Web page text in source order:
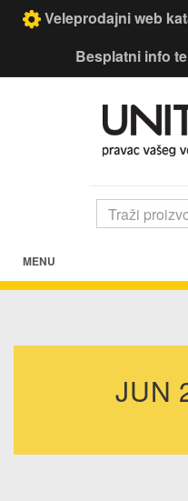
Veleprodajni web
Besplatni info
MENU
JUN